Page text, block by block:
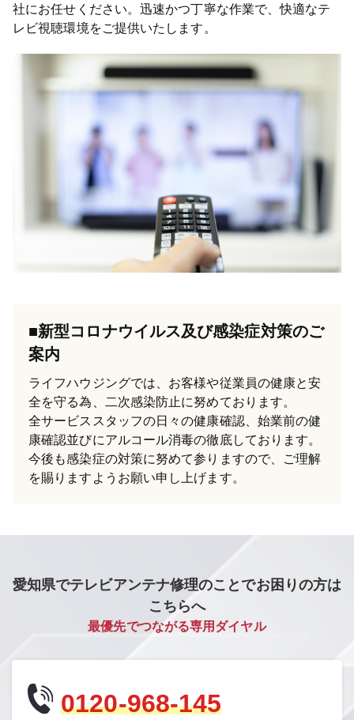
社にお任せください。迅速かつ丁寧な作業で、快適なテ
レビ視聴環境をご提供いたします。
■新型コロナウイルス及び感染症対策のご
案内
ライフハウジングでは、お客様や従業員の健康と安
全を守る為、二次感染防止に努めております。
全サービススタッフの日々の健康確認、始業前の健
康確認並びにアルコール消毒の徹底しております。
今後も感染症の対策に努めて参りますので、ご理解
を賜りますようお願い申し上げます。
愛知県でテレビアンテナ修理のことでお困りの方は
こちらへ
最優先でつながる専用ダイヤル
0120-968-145